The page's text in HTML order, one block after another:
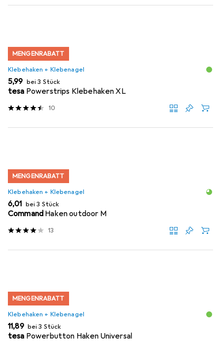
MENGENRABATT
Klebehaken + Klebenagel
EUR
5,99 bei 3 Stück
tesa Powerstrips Klebehaken XL
10
MENGENRABATT
Klebehaken + Klebenagel
EUR
6,01 bei 3 Stück
Command Haken outdoor M
13
MENGENRABATT
Klebehaken + Klebenagel
EUR
11,89 bei 3 Stück
tesa Powerbutton Haken Universal